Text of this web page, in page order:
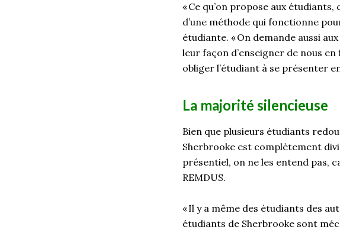
« Ce qu’on propose aux étudiants,
d’une méthode qui fonctionne
étudiante. «On demande aussi
leur façon d’enseigner de nous
obliger l’étudiant à se présenter
La majorité silencieuse
Bien que plusieurs étudiants
Sherbrooke est complètement
présentiel, on ne les entend pas,
REMDUS.
« Il y a même des étudiants des
étudiants de Sherbrooke sont